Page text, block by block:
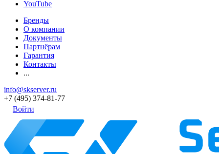
YouTube
Бренды
О компании
Документы
Партнёрам
Гарантия
Контакты
...
info@skserver.ru
+7 (495) 374-81-77
Войти